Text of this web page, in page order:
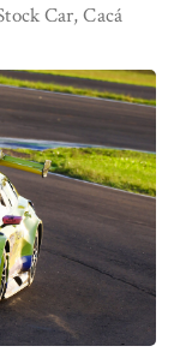
Car, Cacá